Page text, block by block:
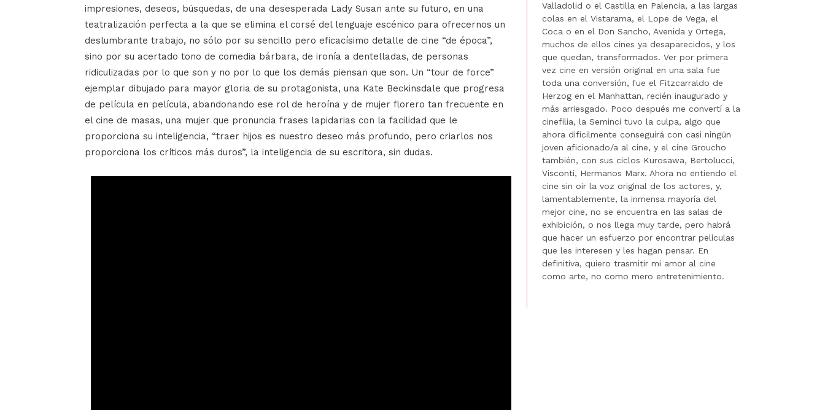
impresiones, deseos, búsquedas, de una desesperada Lady Susan ante su futuro, en una
teatralización perfecta a la que se elimina el corsé del lenguaje escénico para ofrecernos un
deslumbrante trabajo, no sólo por su sencillo pero eficacísimo detalle de cine “de época”,
sino por su acertado tono de comedia bárbara, de ironía a dentelladas, de personas
ridiculizadas por lo que son y no por lo que los demás piensan que son. Un “tour de force”
ejemplar dibujado para mayor gloria de su protagonista, una Kate Beckinsdale que progresa
de película en película, abandonando ese rol de heroína y de mujer florero tan frecuente en
el cine de masas, una mujer que pronuncia frases lapidarias con la facilidad que le
proporciona su inteligencia, “traer hijos es nuestro deseo más profundo, pero criarlos nos
proporciona los críticos más duros”, la inteligencia de su escritora, sin dudas.
Valladolid o el Castilla en Palencia, a las largas
colas en el Vistarama, el Lope de Vega, el
Coca o en el Don Sancho, Avenida y Ortega,
muchos de ellos cines ya desaparecidos, y los
que quedan, transformados. Ver por primera
vez cine en versión original en una sala fue
toda una conversión, fue el Fitzcarraldo de
Herzog en el Manhattan, recién inaugurado y
más arriesgado. Poco después me convertí a la
cinefilia, la Seminci tuvo la culpa, algo que
ahora dificilmente conseguirá con casi ningún
joven aficionado/a al cine, y el cine Groucho
también, con sus ciclos Kurosawa, Bertolucci,
Visconti, Hermanos Marx. Ahora no entiendo el
cine sin oir la voz original de los actores, y,
lamentablemente, la inmensa mayoría del
mejor cine, no se encuentra en las salas de
exhibición, o nos llega muy tarde, pero habrá
que hacer un esfuerzo por encontrar películas
que les interesen y les hagan pensar. En
definitiva, quiero trasmitir mi amor al cine
como arte, no como mero entretenimiento.